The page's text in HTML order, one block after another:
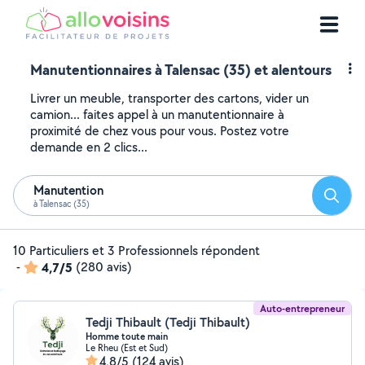
Manutentionnaires à Talensac (35) et alentours
Livrer un meuble, transporter des cartons, vider un
camion... faites appel à un manutentionnaire à
proximité de chez vous pour vous. Postez votre
demande en 2 clics...
Manutention
à Talensac (35)
10 Particuliers et 3 Professionnels répondent
-
4,7/5 (280 avis)
Auto-entrepreneur
Tedji Thibault (Tedji Thibault)
Homme toute main
Le Rheu (Est et Sud)
4,8/5 (124 avis)